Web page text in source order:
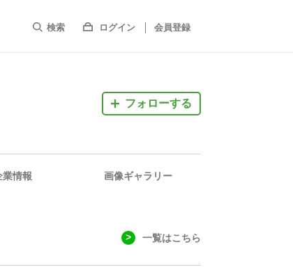
検索 ログイン 会員登録
フォローする
業情報 画像ギャラリー
一覧はこちら